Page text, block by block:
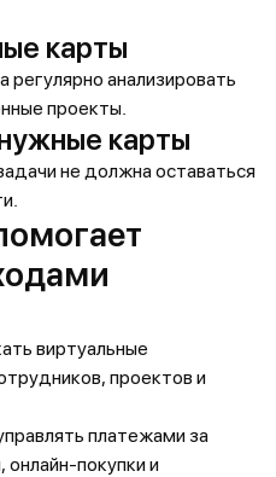
карты
анализировать
проекты.
карты
не должна оставаться
виртуальные
проектов и
платежами за
покупки и